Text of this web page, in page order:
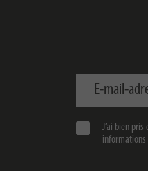
E-mail-adresse
J’ai bien
informations